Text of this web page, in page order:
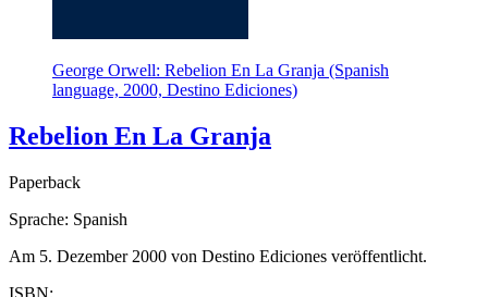
George Orwell: Rebelion En La Granja (Spanish
language, 2000, Destino Ediciones)
Rebelion En La Granja
Paperback
Sprache: Spanish
Am 5. Dezember 2000 von Destino Ediciones veröffentlicht.